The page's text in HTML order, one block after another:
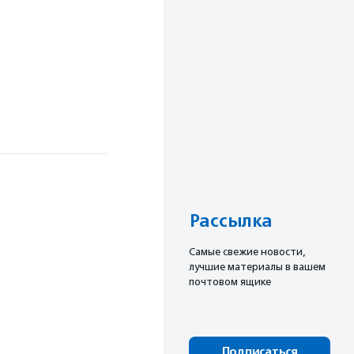
Рассылка
Cамые свежие новости,
лучшие материалы в вашем
почтовом ящике